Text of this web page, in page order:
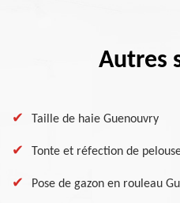
Autres
Taille de haie Guenouvry
Tonte et réfection de
Pose de gazon en rouleau